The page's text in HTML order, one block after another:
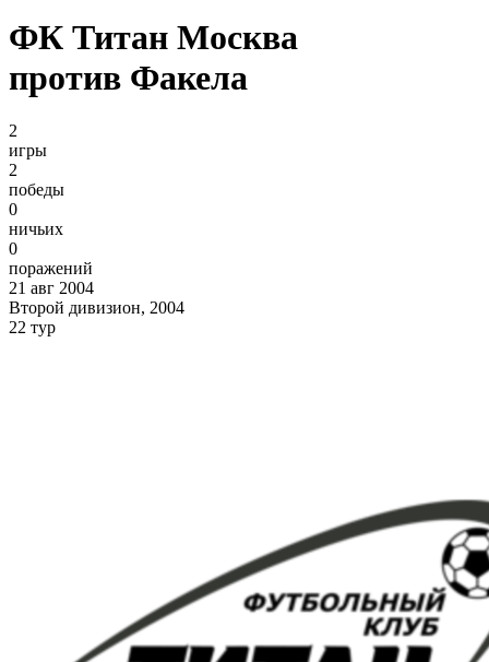
ФК Титан Москва
против Факела
2
игры
2
победы
0
ничьих
0
поражений
21 авг 2004
Второй дивизион, 2004
22 тур